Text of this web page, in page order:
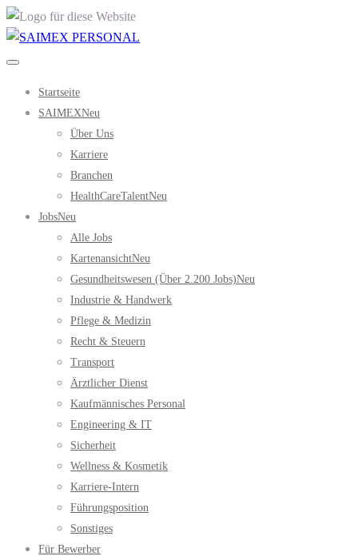
Startseite
SAIMEXNeu
Über Uns
Karriere
Branchen
HealthCareTalentNeu
JobsNeu
Alle Jobs
KartenansichtNeu
Gesundheitswesen (über 2.200 Jobs)Neu
Industrie & Handwerk
Pflege & Medizin
Recht & Steuern
Transport
Ärztlicher Dienst
Kaufmännisches Personal
Engineering & IT
Sicherheit
Wellness & Kosmetik
Karriere-Intern
Führungsposition
Sonstiges
Für Bewerber